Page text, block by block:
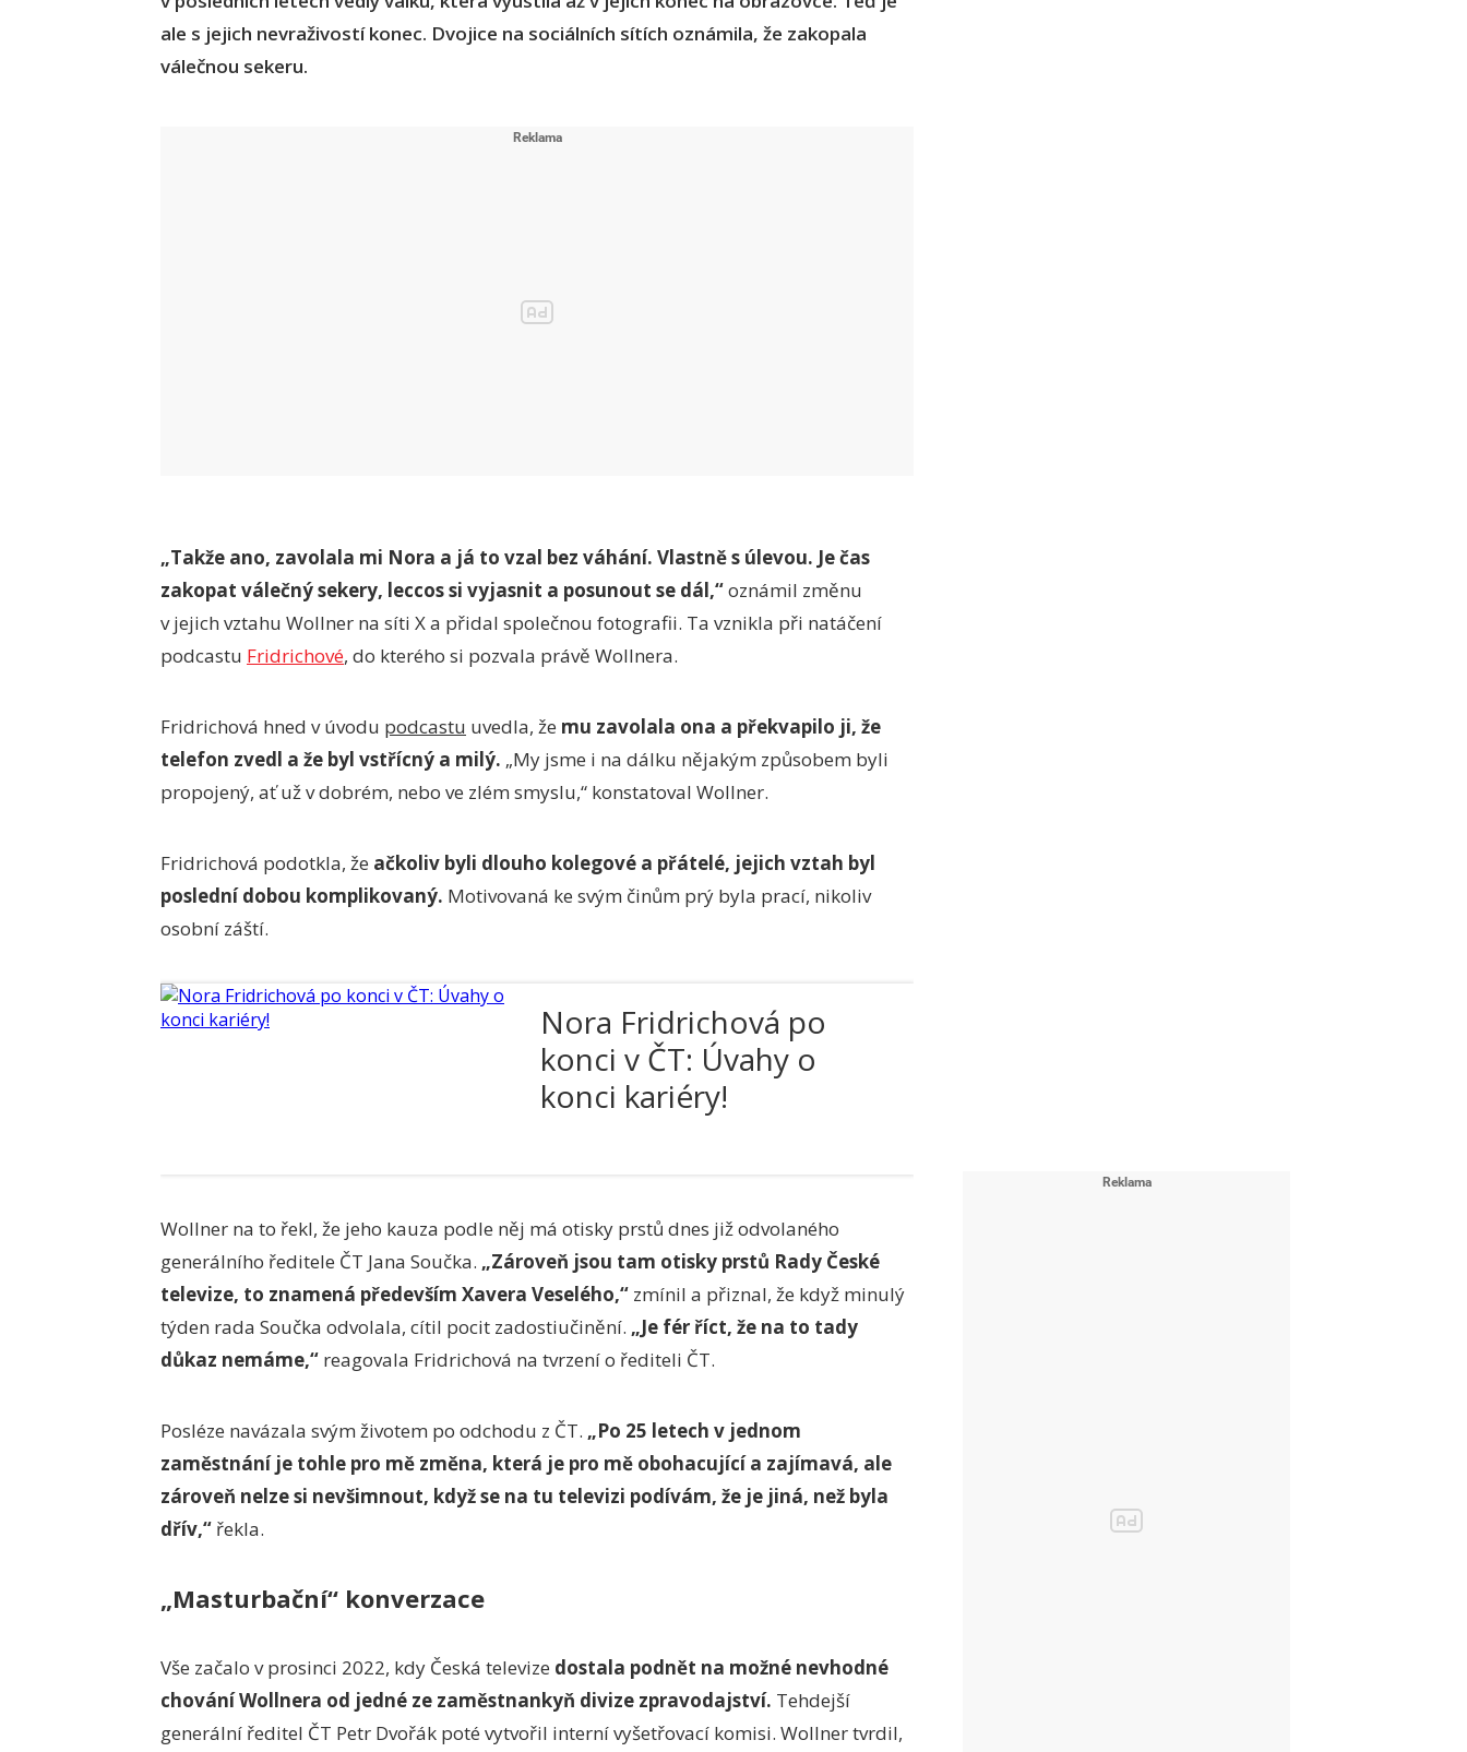
ale s jejich nevraživostí konec. Dvojice na sociálních sítích oznámila, že zakopala
válečnou sekeru.
„Takže ano, zavolala mi Nora a já to vzal bez váhání. Vlastně s úlevou. Je čas
zakopat válečný sekery, leccos si vyjasnit a posunout se dál,“oznámil změnu
v jejich vztahu Wollner na síti X a přidal společnou fotografii. Ta vznikla při natáčení
podcastu Fridrichové, do kterého si pozvala právě Wollnera.
Fridrichová hned v úvodu podcastu uvedla, že mu zavolala ona a překvapilo ji, že
telefon zvedl a že byl vstřícný a milý. „My jsme i na dálku nějakým způsobem byli
propojený, ať už v dobrém, nebo ve zlém smyslu,“ konstatoval Wollner.
Fridrichová podotkla, že ačkoliv byli dlouho kolegové a přátelé, jejich vztah byl
poslední dobou komplikovaný. Motivovaná ke svým činům prý byla prací, nikoliv
osobní záští.
Nora Fridrichová po
konci v ČT: Úvahy o
konci kariéry!
Wollner na to řekl, že jeho kauza podle něj má otisky prstů dnes již odvolaného
generálního ředitele ČT Jana Součka. „Zároveň jsou tam otisky prstů Rady České
televize, to znamená především Xavera Veselého,“ zmínil a přiznal, že když minulý
týden rada Součka odvolala, cítil pocit zadostiučinění. „Je fér říct, že na to tady
důkaz nemáme,“ reagovala Fridrichová na tvrzení o řediteli ČT.
Posléze navázala svým životem po odchodu z ČT. „Po 25 letech v jednom
zaměstnání je tohle pro mě změna, která je pro mě obohacující a zajímavá, ale
zároveň nelze si nevšimnout, když se na tu televizi podívám, že je jiná, než byla
dřív,“ řekla.
„Masturbační“ konverzace
Vše začalo v prosinci 2022, kdy Česká televize dostala podnět na možné nevhodné
chování Wollnera od jedné ze zaměstnankyň divize zpravodajství. Tehdejší
generální ředitel ČT Petr Dvořák poté vytvořil interní vyšetřovací komisi. Wollner tvrdil,